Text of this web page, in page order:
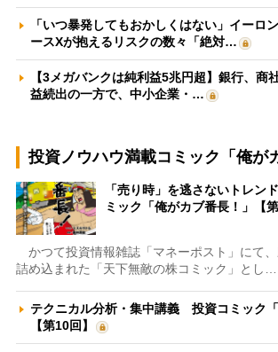
「いつ暴発してもおかしくはない」イーロ
ースXが抱えるリスクの数々「絶対…
【3メガバンクは純利益5兆円超】銀行、商
益続出の一方で、中小企業・…
投資ノウハウ満載コミック「俺が
「売り時」を逃さないトレ
ミック「俺がカブ番長！」【第
かつて投資情報雑誌「マネーポスト」にて
詰め込まれた「天下無敵の株コミック」とし…
テクニカル分析・集中講義 投資コミック「
【第10回】